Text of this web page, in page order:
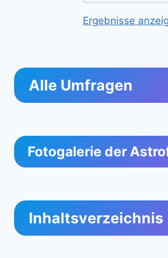
Ergebnisse
Alle Umfragen
Fotogalerie der
Inhaltsverzeichnis